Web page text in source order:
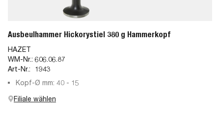
Ausbeulhammer Hickorystiel 380 g Hammerkopf
HAZET
WM-Nr.: 606.06.87
Art-Nr.:
1943
Kopf-Ø mm: 40 - 15
Filiale wählen